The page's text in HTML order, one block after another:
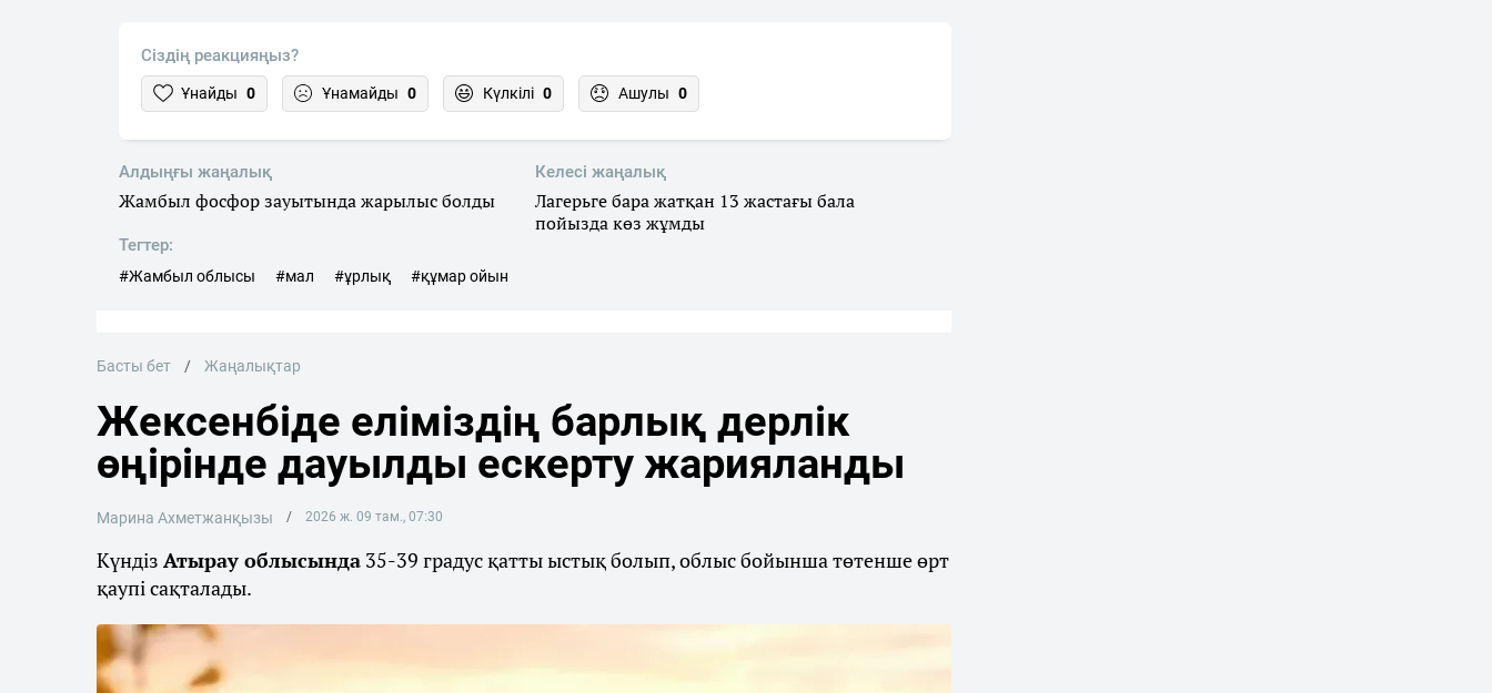
Сіздің реакцияңыз?
Ұнайды 0 Ұнамайды 0 Күлкілі 0 Ашулы 0
Алдыңғы жаңалық
Жамбыл фосфор зауытында жарылыс болды
Келесі жаңалық
Лагерьге бара жатқан 13 жастағы бала
пойызда көз жұмды
Тегтер:
#Жамбыл облысы #мал #ұрлық #құмар ойын
Басты бет Жаңалықтар
Жексенбіде еліміздің барлық дерлік
өңірінде дауылды ескерту жарияланды
Марина Ахметжанқызы 2026 ж. 09 там., 07:30
Күндіз Атырау облысында 35-39 градус қатты ыстық болып, облыс бойынша төтенше өрт
қаупі сақталады.